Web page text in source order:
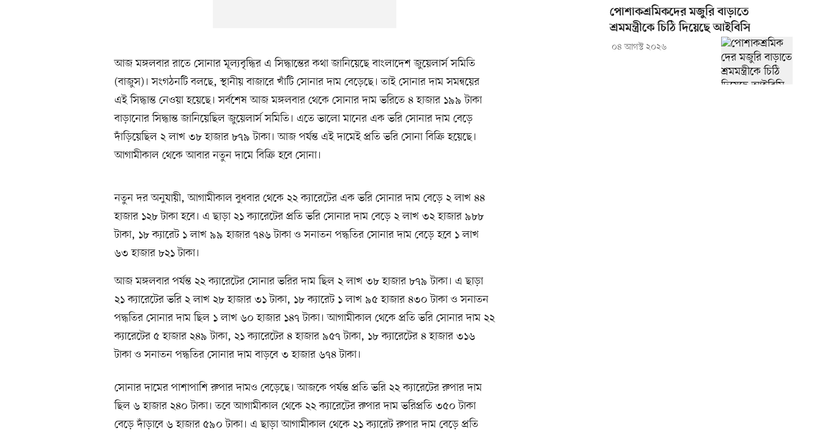
আজ মঙ্গলবার রাতে সোনার মূল্যবৃদ্ধির এ সিদ্ধান্তের কথা জানিয়েছে বাংলাদেশ জুয়েলার্স সমিতি
(বাজুস)। সংগঠনটি বলছে, স্থানীয় বাজারে খাঁটি সোনার দাম বেড়েছে। তাই সোনার দাম সমন্বয়ের
এই সিদ্ধান্ত নেওয়া হয়েছে। সর্বশেষ আজ মঙ্গলবার থেকে সোনার দাম ভরিতে ৪ হাজার ১৯৯ টাকা
বাড়ানোর সিদ্ধান্ত জানিয়েছিল জুয়েলার্স সমিতি। এতে ভালো মানের এক ভরি সোনার দাম বেড়ে
দাঁড়িয়েছিল ২ লাখ ৩৮ হাজার ৮৭৯ টাকা। আজ পর্যন্ত এই দামেই প্রতি ভরি সোনা বিক্রি হয়েছে।
আগামীকাল থেকে আবার নতুন দামে বিক্রি হবে সোনা।
নতুন দর অনুযায়ী, আগামীকাল বুধবার থেকে ২২ ক্যারেটের এক ভরি সোনার দাম বেড়ে ২ লাখ ৪৪
হাজার ১২৮ টাকা হবে। এ ছাড়া ২১ ক্যারেটের প্রতি ভরি সোনার দাম বেড়ে ২ লাখ ৩২ হাজার ৯৮৮
টাকা, ১৮ ক্যারেট ১ লাখ ৯৯ হাজার ৭৪৬ টাকা ও সনাতন পদ্ধতির সোনার দাম বেড়ে হবে ১ লাখ
৬৩ হাজার ৮২১ টাকা।
আজ মঙ্গলবার পর্যন্ত ২২ ক্যারেটের সোনার ভরির দাম ছিল ২ লাখ ৩৮ হাজার ৮৭৯ টাকা। এ ছাড়া
২১ ক্যারেটের ভরি ২ লাখ ২৮ হাজার ৩১ টাকা, ১৮ ক্যারেট ১ লাখ ৯৫ হাজার ৪৩০ টাকা ও সনাতন
পদ্ধতির সোনার দাম ছিল ১ লাখ ৬০ হাজার ১৪৭ টাকা। আগামীকাল থেকে প্রতি ভরি সোনার দাম ২২
ক্যারেটের ৫ হাজার ২৪৯ টাকা, ২১ ক্যারেটের ৪ হাজার ৯৫৭ টাকা, ১৮ ক্যারেটের ৪ হাজার ৩১৬
টাকা ও সনাতন পদ্ধতির সোনার দাম বাড়বে ৩ হাজার ৬৭৪ টাকা।
সোনার দামের পাশাপাশি রুপার দামও বেড়েছে। আজকে পর্যন্ত প্রতি ভরি ২২ ক্যারেটের রুপার দাম
ছিল ৬ হাজার ২৪০ টাকা। তবে আগামীকাল থেকে ২২ ক্যারেটের রুপার দাম ভরিপ্রতি ৩৫০ টাকা
বেড়ে দাঁড়াবে ৬ হাজার ৫৯০ টাকা। এ ছাড়া আগামীকাল থেকে ২১ ক্যারেট রুপার দাম বেড়ে প্রতি
পোশাকশ্রমিকদের মজুরি বাড়াতে
শ্রমমন্ত্রীকে চিঠি দিয়েছে আইবিসি
০৪ আগস্ট ২০২৬